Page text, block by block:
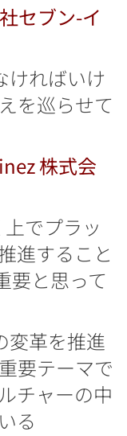
セブン-イ
ければいけ
を巡らせて
株式会
でプラッ
進すること
要と思って
変革を推進
要テーマで
チャーの中
る